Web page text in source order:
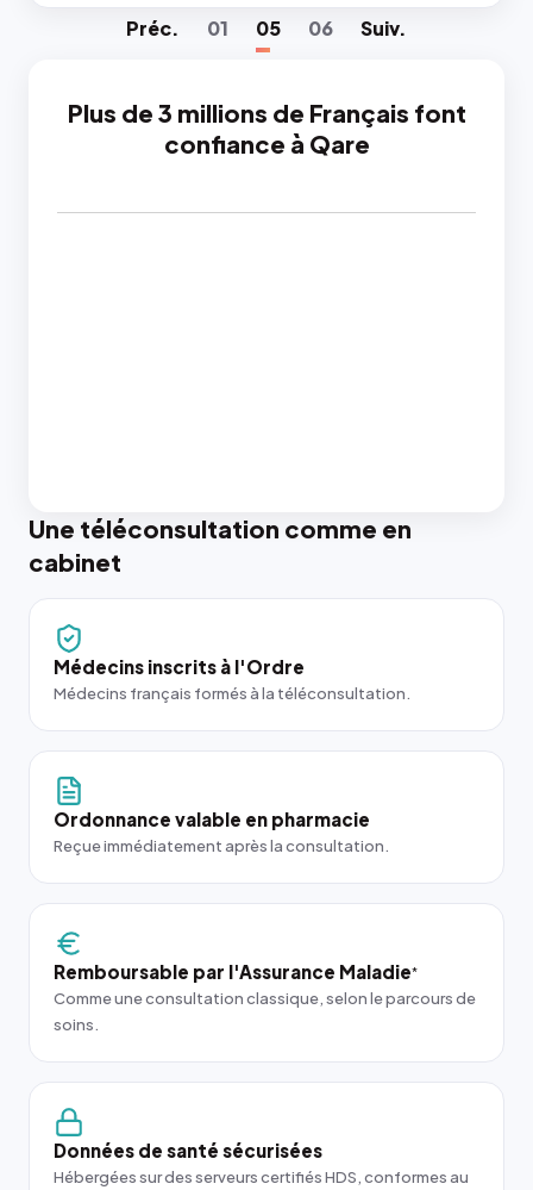
Préc. 01 05 06 Suiv.
Plus de 3 millions de Français font
confiance à Qare
Une téléconsultation comme en
cabinet
Médecins inscrits à l'Ordre
Médecins français formés à la téléconsultation.
Ordonnance valable en pharmacie
Reçue immédiatement après la consultation.
Remboursable par l'Assurance Maladie*
Comme une consultation classique, selon le parcours de
soins.
Données de santé sécurisées
Hébergées sur des serveurs certifiés HDS, conformes au